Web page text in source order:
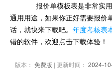
报价单模板表是非常实用
通用用途，如果你正好需要报价
话，就快来下载吧。 年度考核表
错的软件，欢迎点击下载体验！
版本： 免费版 | 更新时间： 2024-